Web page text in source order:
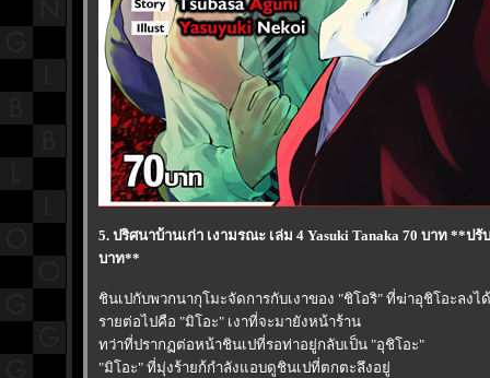
5. ปริศนาบ้านเก่า เงามรณะ เล่ม 4 Yasuki Tanaka 70 บาท **ป
บาท**
ชินเปกับพวกนากุโมะจัดการกับเงาของ "ชิโอริ" ที่ฆ่าอุชิโอะลงได้
รายต่อไปคือ "มิโอะ" เงาที่จะมายังหน้าร้าน
ทว่าที่ปรากฏต่อหน้าชินเปที่รอท่าอยู่กลับเป็น "อุชิโอะ"
"มิโอะ" ที่มุ่งร้ายก้กำลังแอบดูชินเปที่ตกตะลึงอยู่